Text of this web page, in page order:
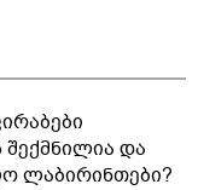
შექმნილია და
ლაბირინთები?